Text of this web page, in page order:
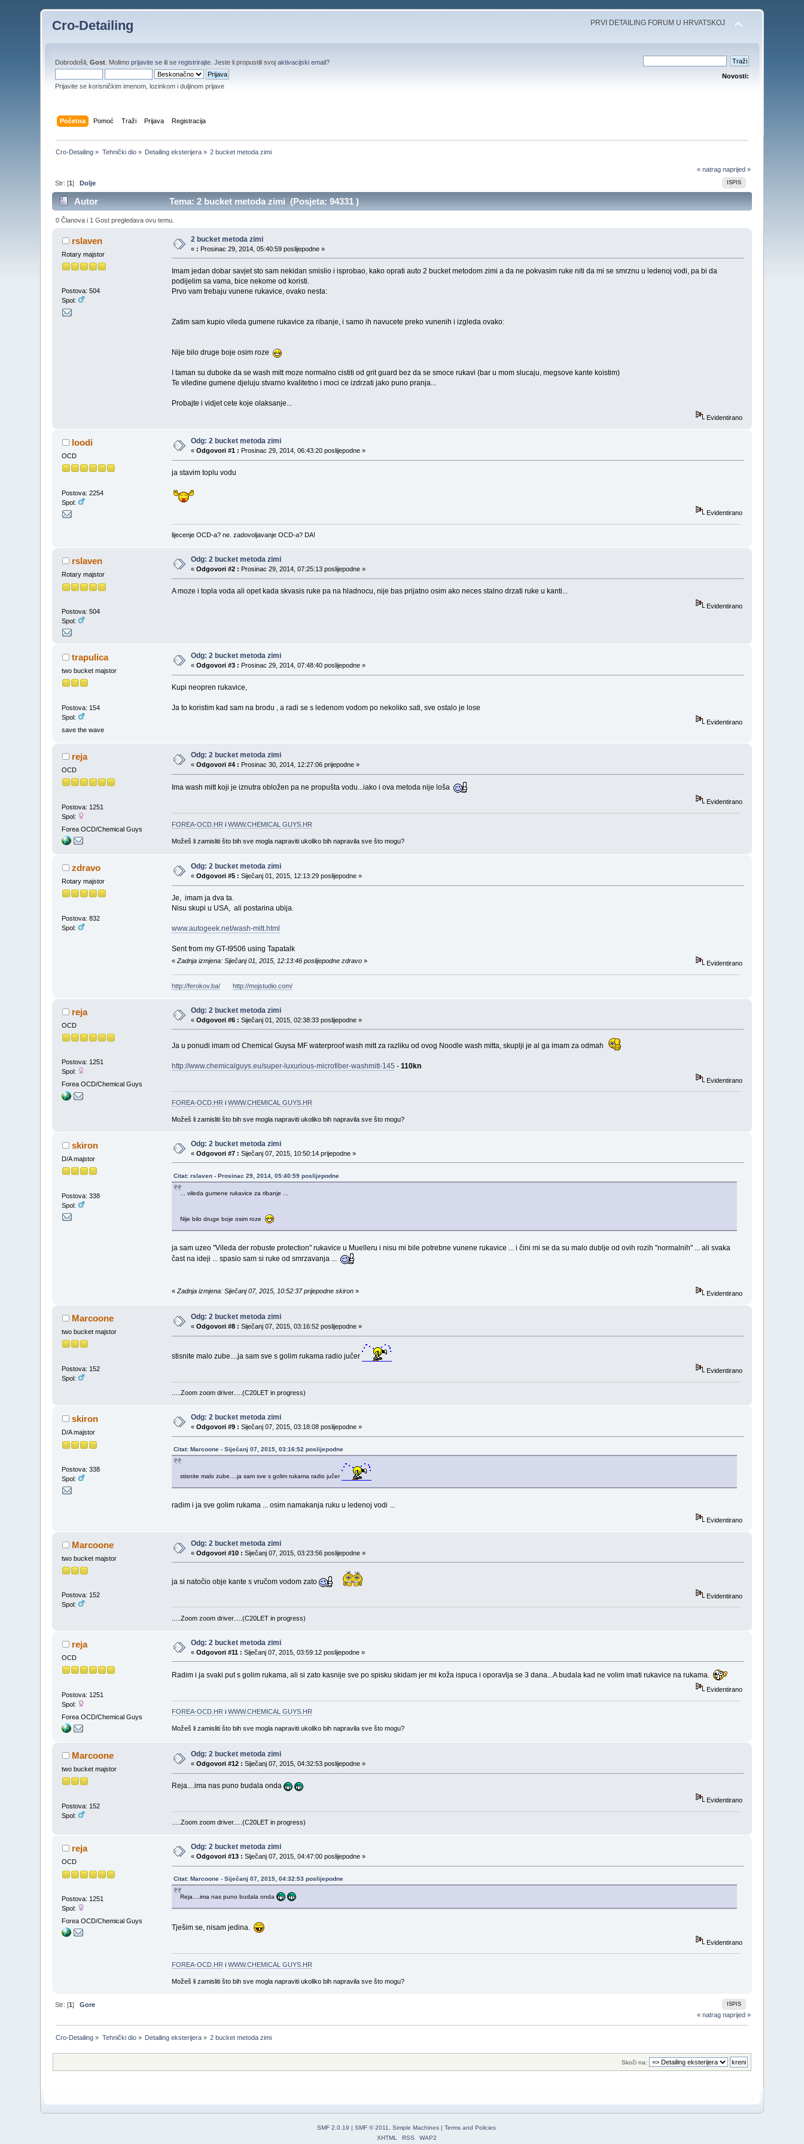
Cro-Detailing PRVI DETAILING FORUM U HRVATSKOJ
Dobrodošli,Gost . Molimoprijavite se ili seregistrirajte . Jeste li propustili svojaktivacijski email?
Prijavite se korisničkim imenom, lozinkom i duljinom prijave
Novosti:
Početna Pomoć Traži Prijava Registracija
Cro-Detailing » Tehnički dio» Detailing eksterijera » 2 bucket metoda zimi
« natrag naprijed »
ISPIS
Str: [1]Dolje
Autor Tema: 2 bucket metoda zimi (Posjeta: 94331 )
0 Članova i 1 Gost pregledava ovu temu.
rslaven
Rotary majstor
Postova: 504
Spol:
2 bucket metoda zimi
« : Prosinac 29, 2014, 05:40:59 poslijepodne »
Imam jedan dobar savjet sto sam nekidan smislio i isprobao, kako oprati auto 2 bucket metodom zimi a da ne pokvasim ruke niti da mi se smrznu u ledenoj vodi, pa bi da
podijelim sa vama, bice nekome od koristi.
Prvo vam trebaju vunene rukavice, ovako nesta:
Zatim sam kupio vileda gumene rukavice za ribanje, i samo ih navucete preko vunenih i izgleda ovako:
Nije bilo druge boje osim roze
I taman su duboke da se wash mitt moze normalno cistiti od grit guard bez da se smoce rukavi (bar u mom slucaju, megsove kante koistim)
Te viledine gumene djeluju stvarno kvalitetno i moci ce izdrzati jako puno pranja...
Probajte i vidjet cete koje olaksanje...
Evidentirano
loodi
OCD
Postova: 2254
Spol:
Odg: 2 bucket metoda zimi
«Odgovori #1 : Prosinac 29, 2014, 06:43:20 poslijepodne »
ja stavim toplu vodu
Evidentirano
lijecenje OCD-a? ne. zadovoljavanje OCD-a? DA!
rslaven
Rotary majstor
Postova: 504
Spol:
Odg: 2 bucket metoda zimi
«Odgovori #2 : Prosinac 29, 2014, 07:25:13 poslijepodne »
A moze i topla voda ali opet kada skvasis ruke pa na hladnocu, nije bas prijatno osim ako neces stalno drzati ruke u kanti...
Evidentirano
trapulica
two bucket majstor
Postova: 154
Spol:
save the wave
Odg: 2 bucket metoda zimi
«Odgovori #3 : Prosinac 29, 2014, 07:48:40 poslijepodne »
Kupi neopren rukavice,
Ja to koristim kad sam na brodu , a radi se s ledenom vodom po nekoliko sati, sve ostalo je lose
Evidentirano
reja
OCD
Postova: 1251
Spol:
Forea OCD/Chemical Guys
Odg: 2 bucket metoda zimi
«Odgovori #4 : Prosinac 30, 2014, 12:27:06 prijepodne »
Ima wash mitt koji je iznutra obložen pa ne propušta vodu...iako i ova metoda nije loša
Evidentirano
FOREA-OCD.HR i WWW.CHEMICAL GUYS.HR
Možeš li zamisliti što bih sve mogla napraviti ukoliko bih napravila sve što mogu?
zdravo
Rotary majstor
Postova: 832
Spol:
Odg: 2 bucket metoda zimi
«Odgovori #5 : Siječanj 01, 2015, 12:13:29 poslijepodne »
Je, imam ja dva ta.
Nisu skupi u USA, ali postarina ubija.
www.autogeek.net/wash-mitt.html
Sent from my GT-I9506 using Tapatalk
« Zadnja izmjena: Siječanj 01, 2015, 12:13:46 poslijepodne zdravo» Evidentirano
http://ferokov.ba/ http://mojstudio.com/
reja
OCD
Postova: 1251
Spol:
Forea OCD/Chemical Guys
Odg: 2 bucket metoda zimi
«Odgovori #6 : Siječanj 01, 2015, 02:38:33 poslijepodne »
Ja u ponudi imam od Chemical Guysa MF waterproof wash mitt za razliku od ovog Noodle wash mitta, skuplji je al ga imam za odmah
http://www.chemicalguys.eu/super-luxurious-microfiber-washmitt-145 - 110kn
Evidentirano
FOREA-OCD.HR i WWW.CHEMICAL GUYS.HR
Možeš li zamisliti što bih sve mogla napraviti ukoliko bih napravila sve što mogu?
skiron
D/A majstor
Postova: 338
Spol:
Odg: 2 bucket metoda zimi
«Odgovori #7 : Siječanj 07, 2015, 10:50:14 prijepodne »
Citat: rslaven - Prosinac 29, 2014, 05:40:59 poslijepodne
... vileda gumene rukavice za ribanje ...
Nije bilo druge boje osim roze
ja sam uzeo "Vileda der robuste protection" rukavice u Muelleru i nisu mi bile potrebne vunene rukavice ... i čini mi se da su malo dublje od ovih rozih "normalnih" ... ali svaka
čast na ideji ... spasio sam si ruke od smrzavanja ...
« Zadnja izmjena: Siječanj 07, 2015, 10:52:37 prijepodne skiron» Evidentirano
Marcoone
two bucket majstor
Postova: 152
Spol:
Odg: 2 bucket metoda zimi
«Odgovori #8 : Siječanj 07, 2015, 03:16:52 poslijepodne »
stisnite malo zube....ja sam sve s golim rukama radio jučer
Evidentirano
.....Zoom zoom driver.....(C20LET in progress)
skiron
D/A majstor
Postova: 338
Spol:
Odg: 2 bucket metoda zimi
«Odgovori #9 : Siječanj 07, 2015, 03:18:08 poslijepodne »
Citat: Marcoone - Siječanj 07, 2015, 03:16:52 poslijepodne
stisnite malo zube....ja sam sve s golim rukama radio jučer
radim i ja sve golim rukama ... osim namakanja ruku u ledenoj vodi ...
Evidentirano
Marcoone
two bucket majstor
Postova: 152
Spol:
Odg: 2 bucket metoda zimi
«Odgovori #10 : Siječanj 07, 2015, 03:23:56 poslijepodne »
ja si natočio obje kante s vručom vodom zato
Evidentirano
.....Zoom zoom driver.....(C20LET in progress)
reja
OCD
Postova: 1251
Spol:
Forea OCD/Chemical Guys
Odg: 2 bucket metoda zimi
«Odgovori #11 : Siječanj 07, 2015, 03:59:12 poslijepodne »
Radim i ja svaki put s golim rukama, ali si zato kasnije sve po spisku skidam jer mi koža ispuca i oporavlja se 3 dana...A budala kad ne volim imati rukavice na rukama.
Evidentirano
FOREA-OCD.HR i WWW.CHEMICAL GUYS.HR
Možeš li zamisliti što bih sve mogla napraviti ukoliko bih napravila sve što mogu?
Marcoone
two bucket majstor
Postova: 152
Spol:
Odg: 2 bucket metoda zimi
«Odgovori #12 : Siječanj 07, 2015, 04:32:53 poslijepodne »
Reja....ima nas puno budala onda
Evidentirano
.....Zoom zoom driver.....(C20LET in progress)
reja
OCD
Postova: 1251
Spol:
Forea OCD/Chemical Guys
Odg: 2 bucket metoda zimi
«Odgovori #13 : Siječanj 07, 2015, 04:47:00 poslijepodne »
Citat: Marcoone - Siječanj 07, 2015, 04:32:53 poslijepodne
Reja....ima nas puno budala onda
Tješim se, nisam jedina.
Evidentirano
FOREA-OCD.HR i WWW.CHEMICAL GUYS.HR
Možeš li zamisliti što bih sve mogla napraviti ukoliko bih napravila sve što mogu?
ISPIS
Str: [1]Gore
« natrag naprijed »
Cro-Detailing » Tehnički dio» Detailing eksterijera » 2 bucket metoda zimi
Skoči na:
SMF 2.0.19 | SMF © 2011 Simple Machines | Terms and Policies
XHTML
RSS WAP2